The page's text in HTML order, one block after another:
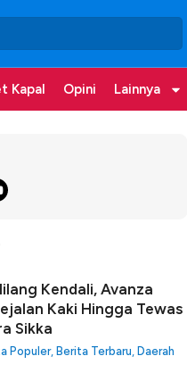
Kapal Opini Lainnya
Kendali, Avanza
Kaki Hingga Tewas
Sikka
Populer, Berita Terbaru, Daerah